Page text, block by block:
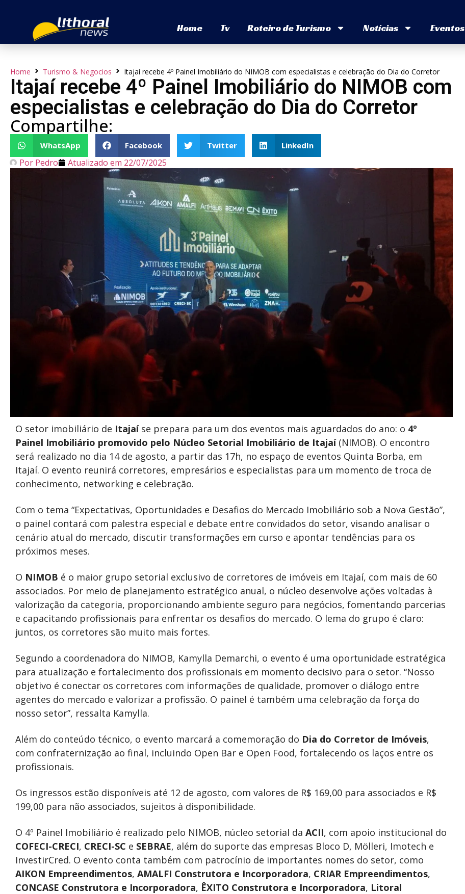
Home Tv Roteiro de Turismo Notícias Eventos
Home Turismo & Negocios Itajaí recebe 4º Painel Imobiliário do NIMOB com especialistas e celebração do Dia do Corretor
Itajaí recebe 4º Painel Imobiliário do NIMOB com
especialistas e celebração do Dia do Corretor
Compartilhe:
WhatsApp Facebook Twitter LinkedIn
Por Pedro Atualizado em 22/07/2025
O setor imobiliário de Itajaíse prepara para um dos eventos mais aguardados do ano: o 4º
Painel Imobiliário promovido pelo Núcleo Setorial Imobiliário de Itajaí(NIMOB). O encontro
será realizado no dia 14 de agosto, a partir das 17h, no espaço de eventos Quinta Borba, em
Itajaí. O evento reunirá corretores, empresários e especialistas para um momento de troca de
conhecimento, networking e celebração.
Com o tema “Expectativas, Oportunidades e Desafios do Mercado Imobiliário sob a Nova Gestão”,
o painel contará com palestra especial e debate entre convidados do setor, visando analisar o
cenário atual do mercado, discutir transformações em curso e apontar tendências para os
próximos meses.
O NIMOB é o maior grupo setorial exclusivo de corretores de imóveis em Itajaí, com mais de 60
associados. Por meio de planejamento estratégico anual, o núcleo desenvolve ações voltadas à
valorização da categoria, proporcionando ambiente seguro para negócios, fomentando parcerias
e capacitando profissionais para enfrentar os desafios do mercado. O lema do grupo é claro:
juntos, os corretores são muito mais fortes.
Segundo a coordenadora do NIMOB, Kamylla Demarchi, o evento é uma oportunidade estratégica
para atualização e fortalecimento dos profissionais em momento decisivo para o setor. “Nosso
objetivo é conectar os corretores com informações de qualidade, promover o diálogo entre
agentes do mercado e valorizar a profissão. O painel é também uma celebração da força do
nosso setor”, ressalta Kamylla.
Além do conteúdo técnico, o evento marcará a comemoração do Dia do Corretor de Imóveis,
com confraternização ao final, incluindo Open Bar e Open Food, fortalecendo os laços entre os
profissionais.
Os ingressos estão disponíveis até 12 de agosto, com valores de R$ 169,00 para associados e R$
199,00 para não associados, sujeitos à disponibilidade.
O 4º Painel Imobiliário é realizado pelo NIMOB, núcleo setorial da ACII, com apoio institucional do
COFECI-CRECI, CRECI-SC e SEBRAE, além do suporte das empresas Bloco D, Mölleri, Imotech e
InvestirCred. O evento conta também com patrocínio de importantes nomes do setor, como
AIKON Empreendimentos, AMALFI Construtora e Incorporadora, CRIAR Empreendimentos,
CONCASE Construtora e Incorporadora, ÊXITO Construtora e Incorporadora, Litoral